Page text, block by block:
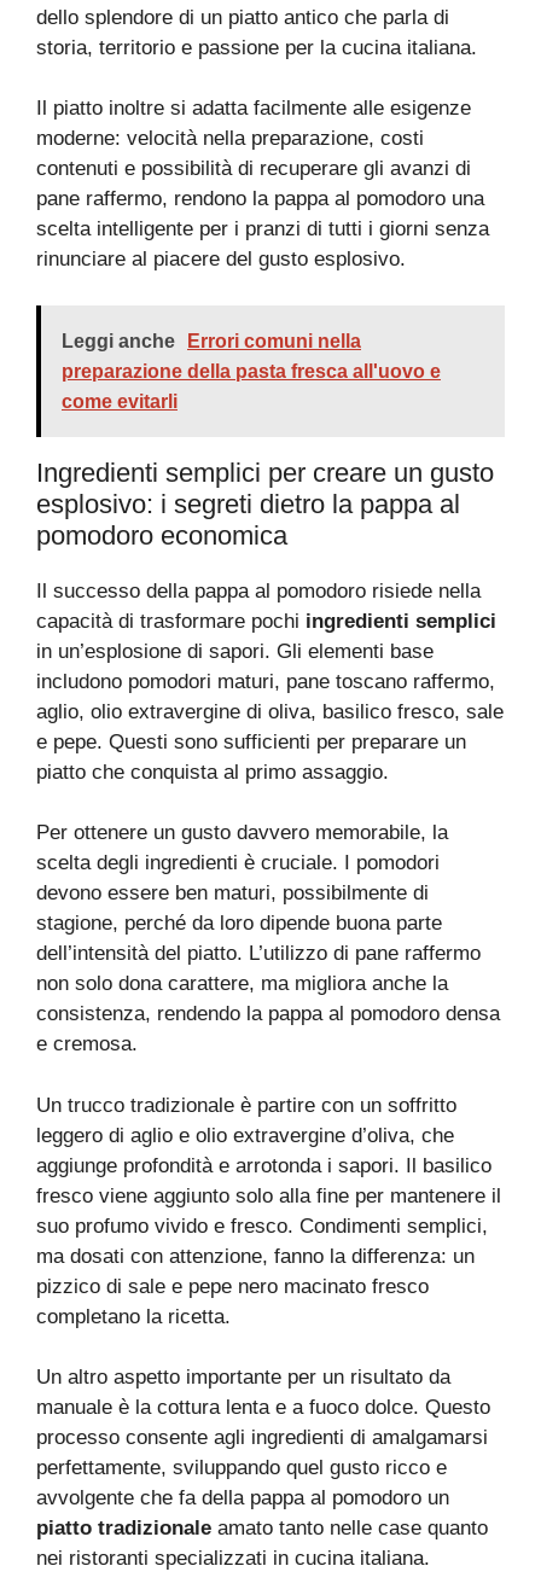
dello splendore di un piatto antico che parla di
storia, territorio e passione per la cucina italiana.
Il piatto inoltre si adatta facilmente alle esigenze
moderne: velocità nella preparazione, costi
contenuti e possibilità di recuperare gli avanzi di
pane raffermo, rendono la pappa al pomodoro una
scelta intelligente per i pranzi di tutti i giorni senza
rinunciare al piacere del gusto esplosivo.
Leggi anche
Errori comuni nella
preparazione della pasta fresca all'uovo e
come evitarli
Ingredienti semplici per creare un gusto
esplosivo: i segreti dietro la pappa al
pomodoro economica
Il successo della pappa al pomodoro risiede nella
capacità di trasformare pochi ingredienti semplici
in un’esplosione di sapori. Gli elementi base
includono pomodori maturi, pane toscano raffermo,
aglio, olio extravergine di oliva, basilico fresco, sale
e pepe. Questi sono sufficienti per preparare un
piatto che conquista al primo assaggio.
Per ottenere un gusto davvero memorabile, la
scelta degli ingredienti è cruciale. I pomodori
devono essere ben maturi, possibilmente di
stagione, perché da loro dipende buona parte
dell’intensità del piatto. L’utilizzo di pane raffermo
non solo dona carattere, ma migliora anche la
consistenza, rendendo la pappa al pomodoro densa
e cremosa.
Un trucco tradizionale è partire con un soffritto
leggero di aglio e olio extravergine d’oliva, che
aggiunge profondità e arrotonda i sapori. Il basilico
fresco viene aggiunto solo alla fine per mantenere il
suo profumo vivido e fresco. Condimenti semplici,
ma dosati con attenzione, fanno la differenza: un
pizzico di sale e pepe nero macinato fresco
completano la ricetta.
Un altro aspetto importante per un risultato da
manuale è la cottura lenta e a fuoco dolce. Questo
processo consente agli ingredienti di amalgamarsi
perfettamente, sviluppando quel gusto ricco e
avvolgente che fa della pappa al pomodoro un
piatto tradizionale amato tanto nelle case quanto
nei ristoranti specializzati in cucina italiana.